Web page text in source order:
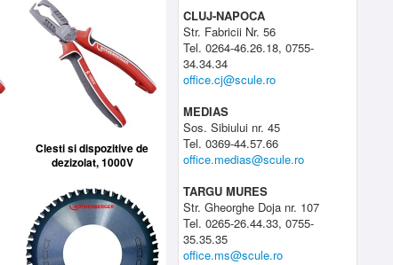
Clesti si dispozitive de
dezizolat, 1000V
CLUJ-NAPOCA
Str. Fabricii Nr. 56
Tel. 0264-46.26.18, 0755-
34.34.34
office.cj@scule.ro
MEDIAS
Sos. Sibiului nr. 45
Tel. 0369-44.57.66
office.medias@scule.ro
TARGU MURES
Str. Gheorghe Doja nr. 107
Tel. 0265-26.44.33, 0755-
35.35.35
office.ms@scule.ro